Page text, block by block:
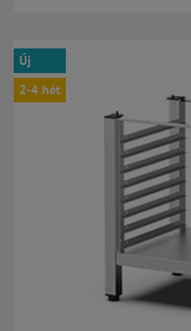
Új
2-4 hét